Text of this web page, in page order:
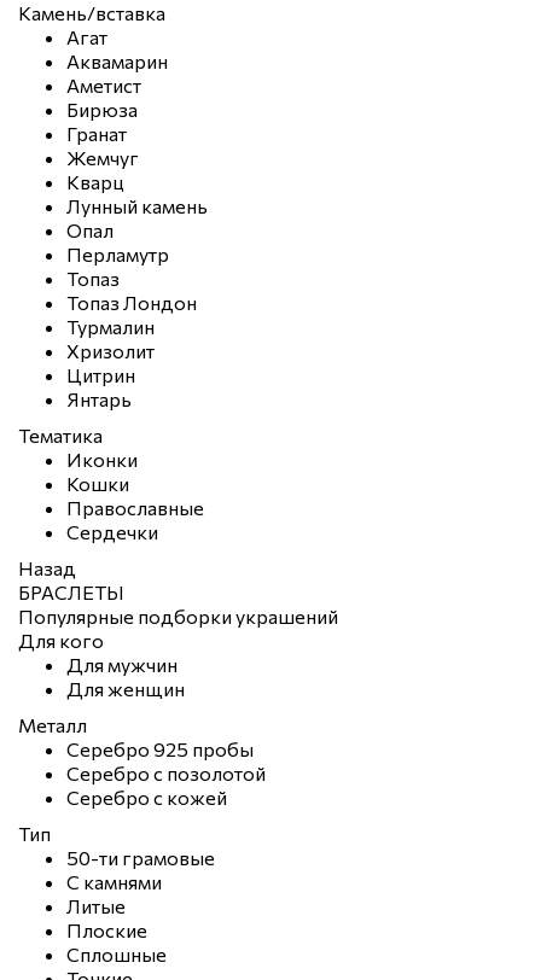
Камень/вставка
Агат
Аквамарин
Аметист
Бирюза
Гранат
Жемчуг
Кварц
Лунный камень
Опал
Перламутр
Топаз
Топаз Лондон
Турмалин
Хризолит
Цитрин
Янтарь
Тематика
Иконки
Кошки
Православные
Сердечки
Назад
БРАСЛЕТЫ
Популярные подборки украшений
Для кого
Для мужчин
Для женщин
Металл
Серебро 925 пробы
Серебро с позолотой
Серебро с кожей
Тип
50-ти грамовые
С камнями
Литые
Плоские
Сплошные